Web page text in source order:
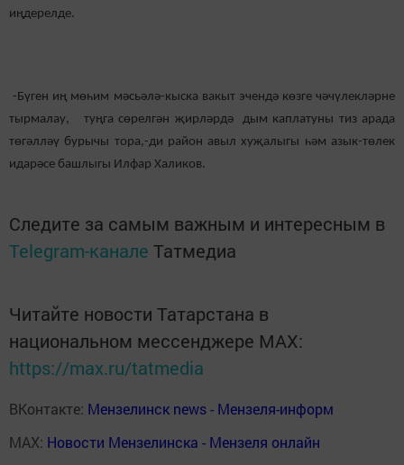
иңдерелде.
-Бүген иң мөһим мәсьәлә-кыска вакыт эчендә көзге чәчүлекләрне
тырмалау, туңга сөрелгән җирләрдә дым каплатуны тиз арада
төгәлләү бурычы тора,-ди район авыл хуҗалыгы һәм азык-төлек
идарәсе башлыгы Илфар Халиков.
Следите за самым важным и интересным в
Telegram-канале Татмедиа
Читайте новости Татарстана в
национальном мессенджере MАХ:
https://max.ru/tatmedia
ВКонтакте: Мензелинск news - Мензеля-информ
MAX: Новости Мензелинска - Мензеля онлайн